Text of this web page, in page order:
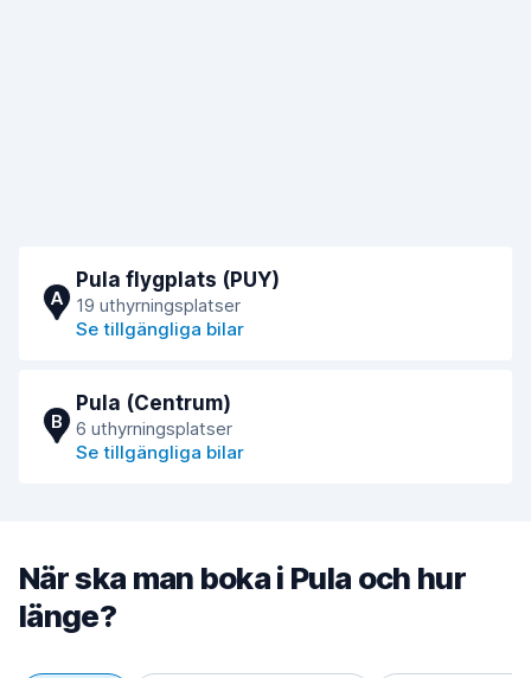
A
Pula flygplats (PUY)
19 uthyrningsplatser
Se tillgängliga bilar
B
Pula (Centrum)
6 uthyrningsplatser
Se tillgängliga bilar
När ska man boka i Pula och hur
länge?